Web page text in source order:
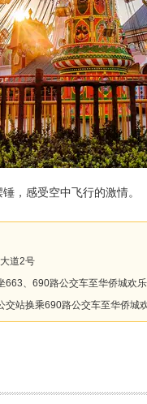
，感受空中飞行的激情。
道2号
663、690路公交车至华侨城欢
站换乘690路公交车至华侨城